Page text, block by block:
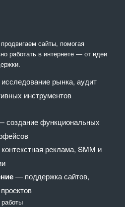
сайты, помогая
работать в интернете — от идеи
рынка, аудит
инструментов
создание функциональных
реклама, SMM и
— поддержка сайтов,